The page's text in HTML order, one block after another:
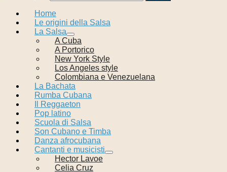
Home
Le origini della Salsa
La Salsa
A Cuba
A Portorico
New York Style
Los Angeles style
Colombiana e Venezuelana
La Bachata
Rumba Cubana
Il Reggaeton
Pop latino
Scuola di Salsa
Son Cubano e Timba
Danza afrocubana
Cantanti e musicisti
Hector Lavoe
Celia Cruz